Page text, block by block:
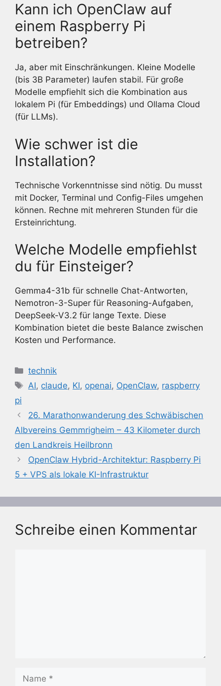
Kann ich OpenClaw auf
einem Raspberry Pi
betreiben?
Ja, aber mit Einschränkungen. Kleine Modelle
(bis 3B Parameter) laufen stabil. Für große
Modelle empfiehlt sich die Kombination aus
lokalem Pi (für Embeddings) und Ollama Cloud
(für LLMs).
Wie schwer ist die
Installation?
Technische Vorkenntnisse sind nötig. Du musst
mit Docker, Terminal und Config-Files umgehen
können. Rechne mit mehreren Stunden für die
Ersteinrichtung.
Welche Modelle empfiehlst
du für Einsteiger?
Gemma4-31b für schnelle Chat-Antworten,
Nemotron-3-Super für Reasoning-Aufgaben,
DeepSeek-V3.2 für lange Texte. Diese
Kombination bietet die beste Balance zwischen
Kosten und Performance.
Kategorien
technik
Schlagwörter
AI, claude, KI, openai, OpenClaw, raspberry
pi
26. Marathonwanderung des Schwäbischen
Albvereins Gemmrigheim – 43 Kilometer durch
den Landkreis Heilbronn
OpenClaw Hybrid-Architektur: Raspberry Pi
5 + VPS als lokale KI-Infrastruktur
Schreibe einen Kommentar
Name